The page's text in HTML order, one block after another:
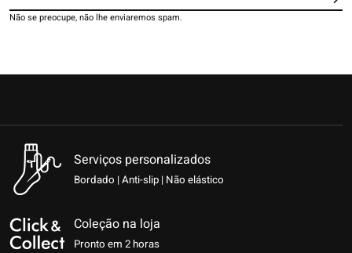
Não se preocupe, não lhe enviaremos spam.
Serviços personalizados
Bordado | Anti-slip | Não elástico
Coleção na loja
Pronto em 2 horas